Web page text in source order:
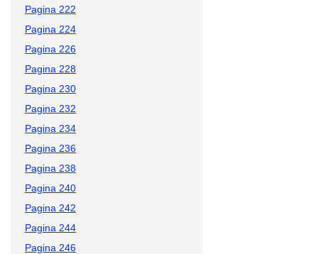
Pagina 222
Pagina 224
Pagina 226
Pagina 228
Pagina 230
Pagina 232
Pagina 234
Pagina 236
Pagina 238
Pagina 240
Pagina 242
Pagina 244
Pagina 246